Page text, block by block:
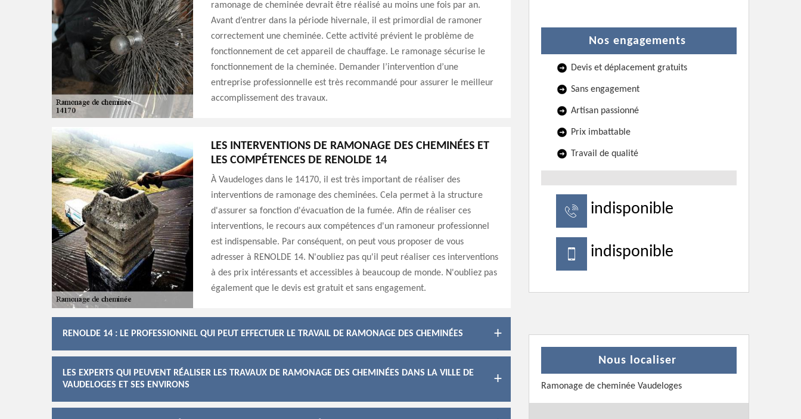
ramonage de cheminée devrait être réalisé au moins une fois par an.
Avant d’entrer dans la période hivernale, il est primordial de ramoner
correctement une cheminée. Cette activité prévient le problème de
fonctionnement de cet appareil de chauffage. Le ramonage sécurise le
fonctionnement de la cheminée. Demander l’intervention d’une
entreprise professionnelle est très recommandé pour assurer le meilleur
accomplissement des travaux.
LES INTERVENTIONS DE RAMONAGE DES CHEMINÉES ET
LES COMPÉTENCES DE RENOLDE 14
À Vaudeloges dans le 14170, il est très important de réaliser des
interventions de ramonage des cheminées. Cela permet à la structure
d'assurer sa fonction d'évacuation de la fumée. Afin de réaliser ces
interventions, le recours aux compétences d'un ramoneur professionnel
est indispensable. Par conséquent, on peut vous proposer de vous
adresser à RENOLDE 14. N'oubliez pas qu'il peut réaliser ces interventions
à des prix intéressants et accessibles à beaucoup de monde. N'oubliez pas
également que le devis est gratuit et sans engagement.
RENOLDE 14 : LE PROFESSIONNEL QUI PEUT EFFECTUER LE TRAVAIL DE RAMONAGE DES CHEMINÉES
LES EXPERTS QUI PEUVENT RÉALISER LES TRAVAUX DE RAMONAGE DES CHEMINÉES DANS LA VILLE DE
VAUDELOGES ET SES ENVIRONS
Nos engagements
Devis et déplacement gratuits
Sans engagement
Artisan passionné
Prix imbattable
Travail de qualité
indisponible
indisponible
Nous localiser
Ramonage de cheminée Vaudeloges